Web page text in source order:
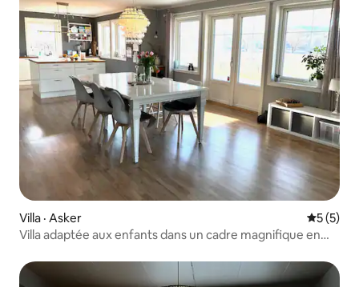
Villa · Asker Note
5 (5)
Villa adaptée aux enfants dans un cadre magnifique en